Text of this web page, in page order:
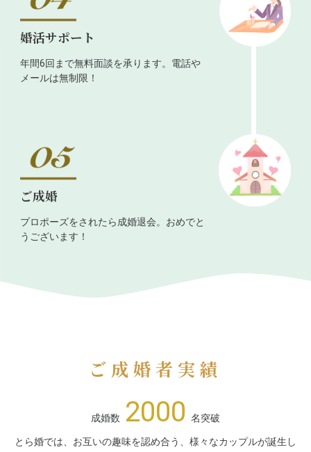
婚活サポート
年間6回まで無料面談を承ります。電話や
メールは無制限！
ご成婚
プロポーズをされたら成婚退会。おめでと
うございます！
ご成婚者実績
成婚数 2000 名突破
とら婚では、お互いの趣味を認め合う、様々なカップルが誕生し